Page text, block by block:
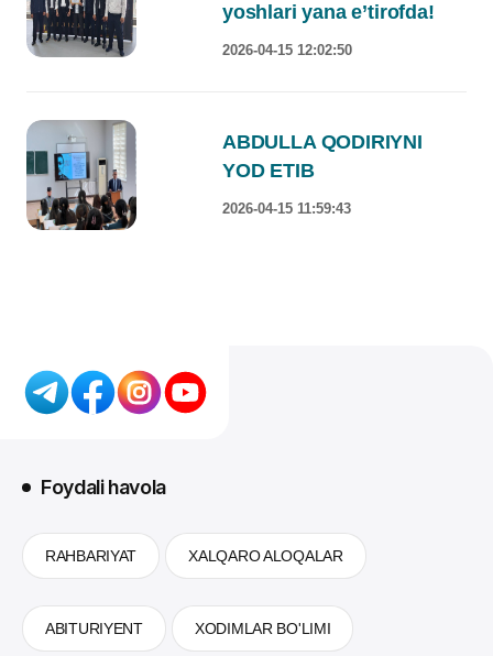
yoshlari yana e’tirofda!
2026-04-15 12:02:50
ABDULLA QODIRIYNI
YOD ETIB
2026-04-15 11:59:43
Foydali havola
RAHBARIYAT XALQARO ALOQALAR
ABITURIYENT XODIMLAR BO'LIMI